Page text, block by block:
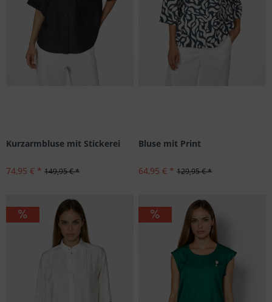
Kurzarmbluse mit Stickerei
74,95 € * 149,95 € *
Bluse mit Print
64,95 € * 129,95 € *